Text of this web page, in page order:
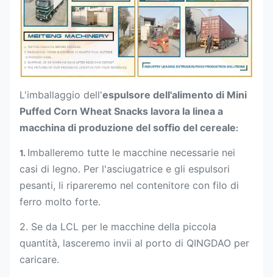
L'imballaggio dell'espulsore dell'alimento di Mini
Puffed Corn Wheat Snacks lavora la linea a
macchina di produzione del soffio del cereale:
1. Imballeremo tutte le macchine necessarie nei
casi di legno. Per l'asciugatrice e gli espulsori
pesanti, li ripareremo nel contenitore con filo di
ferro molto forte.
2. Se da LCL per le macchine della piccola
quantità, lasceremo invii al porto di QINGDAO per
caricare.